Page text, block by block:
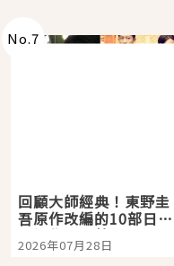
No.7
回顧大師經典！東野圭
吾原作改編的10部日本
影視作品推薦
2026年07月28日